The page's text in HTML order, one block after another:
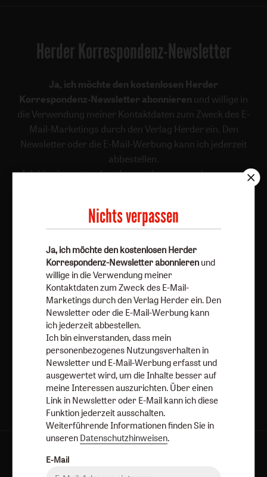
Herder Korrespondenz-Newsletter
Ja, ich möchte den kostenlosen Herder
Korrespondenz-Newsletter abonnieren und willige in
die Verwendung meiner Kontaktdaten zum Zweck des E-
Mail-Marketings durch den Verlag Herder ein. Den
Newsletter oder die E-Mail-Werbung kann ich jederzeit
abbestellen.
Ich bin einverstanden, dass mein personenbezogenes
meine Interessen auszurichten. Über einen Link in
Newsletter oder E-Mail kann ich diese Funktion jederzeit
ausschalten.
Weiterführende Informationen finden Sie in unseren
Datenschutzhinweisen
Jetzt anmelden
AGB und Widerrufsbelehrung
Barrierefreiheit
Nichts verpassen
Ja, ich möchte den kostenlosen Herder
Korrespondenz-Newsletter abonnieren und
willige in die Verwendung meiner
Kontaktdaten zum Zweck des E-Mail-
Marketings durch den Verlag Herder ein. Den
Newsletter oder die E-Mail-Werbung kann
ich jederzeit abbestellen.
Ich bin einverstanden, dass mein
personenbezogenes Nutzungsverhalten in
Newsletter und E-Mail-Werbung erfasst und
ausgewertet wird, um die Inhalte besser auf
meine Interessen auszurichten. Über einen
Link in Newsletter oder E-Mail kann ich diese
Funktion jederzeit ausschalten.
Weiterführende Informationen finden Sie in
unseren Datenschutzhinweisen.
E-Mail